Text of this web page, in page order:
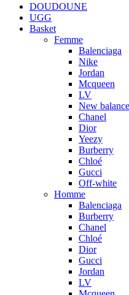
DOUDOUNE
UGG
Basket
Femme
Balenciaga
Nike
Jordan
Mcqueen
LV
New balance
Chanel
Dior
Yeezy
Burberry
Chloé
Gucci
Off-white
Homme
Balenciaga
Burberry
Chanel
Chloé
Dior
Gucci
Jordan
LV